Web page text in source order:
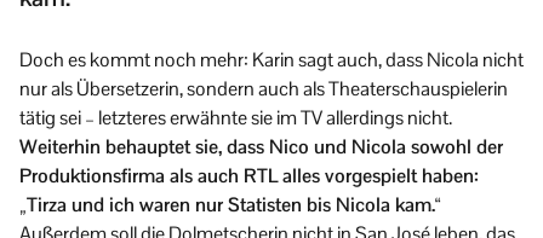
Doch es kommt noch mehr: Karin sagt auch, dass Nicola nicht
nur als Übersetzerin, sondern auch als Theaterschauspielerin
tätig sei – letzteres erwähnte sie im TV allerdings nicht.
Weiterhin behauptet sie, dass Nico und Nicola sowohl der
Produktionsfirma als auch RTL alles vorgespielt haben:
„Tirza und ich waren nur Statisten bis Nicola kam.“